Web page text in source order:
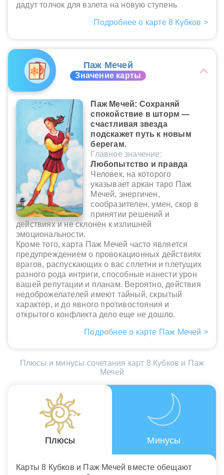
дадут толчок для взлета на новую ступень
Подробнее о карте 8 Кубков >
Паж Мечей
Значение карты
Паж Мечей: Сохраняй
спокойствие в шторм —
счастливая звезда
подскажет путь к новым
берегам.
Главное значение:
Любопытство и правда
Человек, на которого
указывает аркан таро Паж
Мечей, энергичен,
сообразителен, умен, скор в
принятии решений и
действиях и не склонен к излишней
эмоциональности.
Кроме того, карта Паж Мечей часто является
предупреждением о провокационных действиях
врагов, распускающих о вас сплетни и плетущих
разного рода интриги, способные нанести урон
вашей репутации и планам. Вероятно, действия
недоброжелателей имеют тайный, скрытый
характер, и до явного противостояния и
открытого конфликта дело еще не дошло.
Подробнее о карте Паж Мечей >
Плюсы и минусы сочетания карт 8 Кубков и Паж
Мечей
Плюсы Минусы
Карты 8 Кубков и Паж Мечей вместе обещают